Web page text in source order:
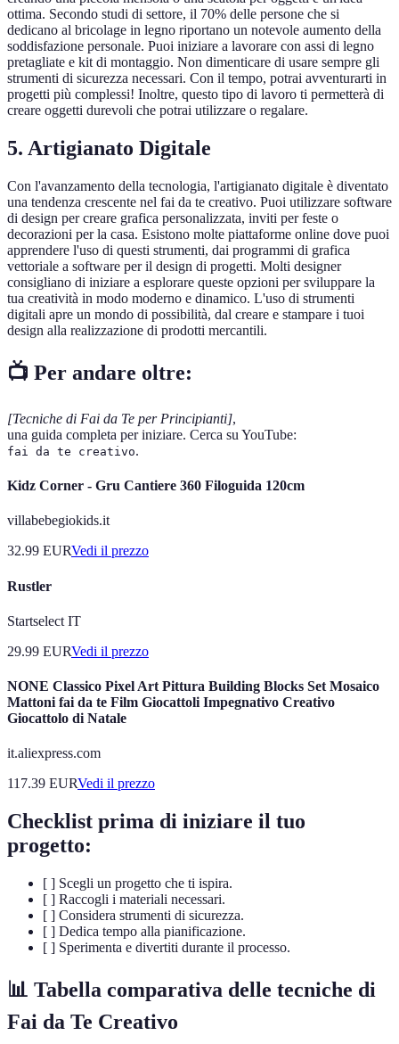
ottima. Secondo studi di settore, il 70% delle persone che si
dedicano al bricolage in legno riportano un notevole aumento della
soddisfazione personale. Puoi iniziare a lavorare con assi di legno
pretagliate e kit di montaggio. Non dimenticare di usare sempre gli
strumenti di sicurezza necessari. Con il tempo, potrai avventurarti in
progetti più complessi! Inoltre, questo tipo di lavoro ti permetterà di
creare oggetti durevoli che potrai utilizzare o regalare.
5. Artigianato Digitale
Con l'avanzamento della tecnologia, l'artigianato digitale è diventato
una tendenza crescente nel fai da te creativo. Puoi utilizzare software
di design per creare grafica personalizzata, inviti per feste o
decorazioni per la casa. Esistono molte piattaforme online dove puoi
apprendere l'uso di questi strumenti, dai programmi di grafica
vettoriale a software per il design di progetti. Molti designer
consigliano di iniziare a esplorare queste opzioni per sviluppare la
tua creatività in modo moderno e dinamico. L'uso di strumenti
digitali apre un mondo di possibilità, dal creare e stampare i tuoi
design alla realizzazione di prodotti mercantili.
📺 Per andare oltre:
[Tecniche di Fai da Te per Principianti],
una guida completa per iniziare. Cerca su YouTube:
fai da te creativo.
Kidz Corner - Gru Cantiere 360 Filoguida 120cm
villabebegiokids.it
32.99 EURVedi il prezzo
Rustler
Startselect IT
29.99 EURVedi il prezzo
NONE Classico Pixel Art Pittura Building Blocks Set Mosaico
Mattoni fai da te Film Giocattoli Impegnativo Creativo
Giocattolo di Natale
it.aliexpress.com
117.39 EURVedi il prezzo
Checklist prima di iniziare il tuo
progetto:
[ ] Scegli un progetto che ti ispira.
[ ] Raccogli i materiali necessari.
[ ] Considera strumenti di sicurezza.
[ ] Dedica tempo alla pianificazione.
[ ] Sperimenta e divertiti durante il processo.
📊 Tabella comparativa delle tecniche di
Fai da Te Creativo